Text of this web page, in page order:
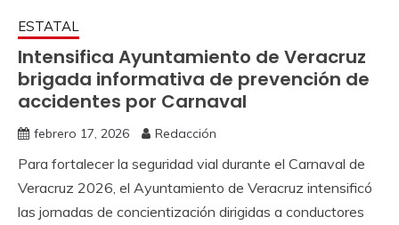
ESTATAL
Intensifica Ayuntamiento de Veracruz
brigada informativa de prevención de
accidentes por Carnaval
febrero 17, 2026 Redacción
Para fortalecer la seguridad vial durante el Carnaval de
Veracruz 2026, el Ayuntamiento de Veracruz intensificó
las jornadas de concientización dirigidas a conductores